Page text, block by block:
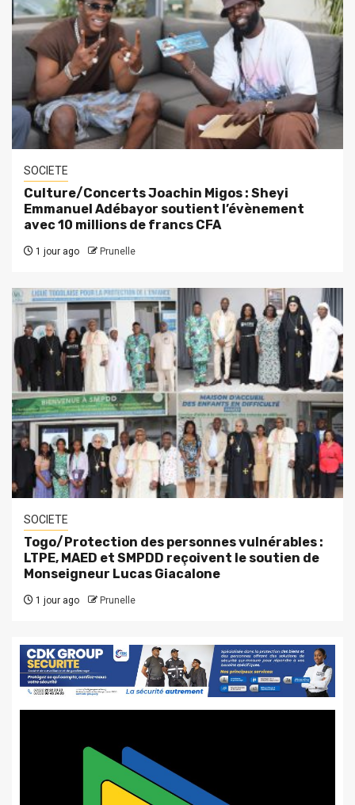
SOCIETE
Culture/Concerts Joachin Migos : Sheyi
Emmanuel Adébayor soutient l’évènement
avec 10 millions de francs CFA
1 jour ago Prunelle
SOCIETE
Togo/Protection des personnes vulnérables :
LTPE, MAED et SMPDD reçoivent le soutien de
Monseigneur Lucas Giacalone
1 jour ago Prunelle